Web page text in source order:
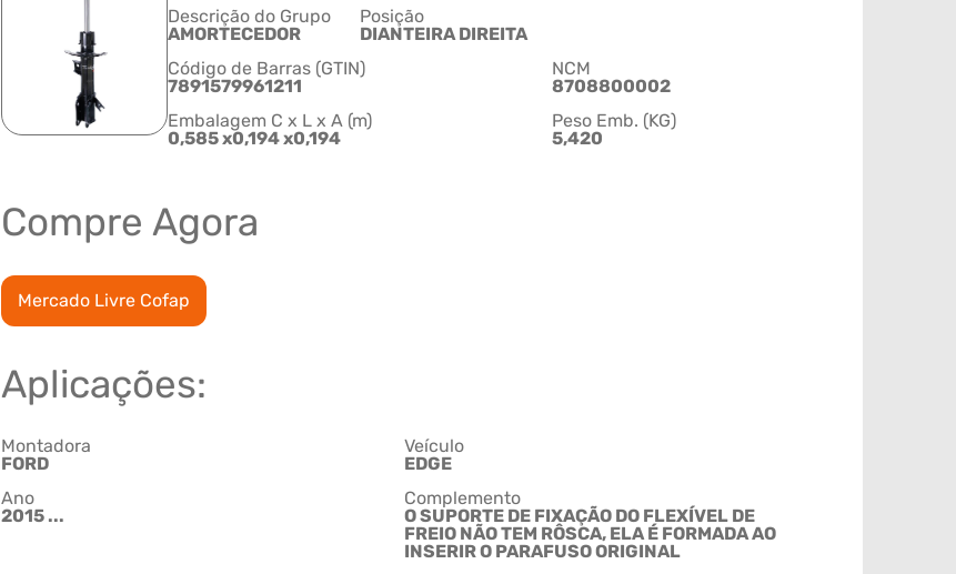
Descrição do Grupo
AMORTECEDOR
Posição
DIANTEIRA DIREITA
Código de Barras (GTIN)
7891579961211
NCM
8708800002
Embalagem C x L x A (m)
0,585 x0,194 x0,194
Peso Emb. (KG)
5,420
Compre Agora
Mercado Livre Cofap
Aplicações:
Montadora
FORD
Veículo
EDGE
Ano
2015 ...
Complemento
O SUPORTE DE FIXAÇÃO DO FLEXÍVEL DE
FREIO NÃO TEM RÔSCA, ELA É FORMADA AO
INSERIR O PARAFUSO ORIGINAL